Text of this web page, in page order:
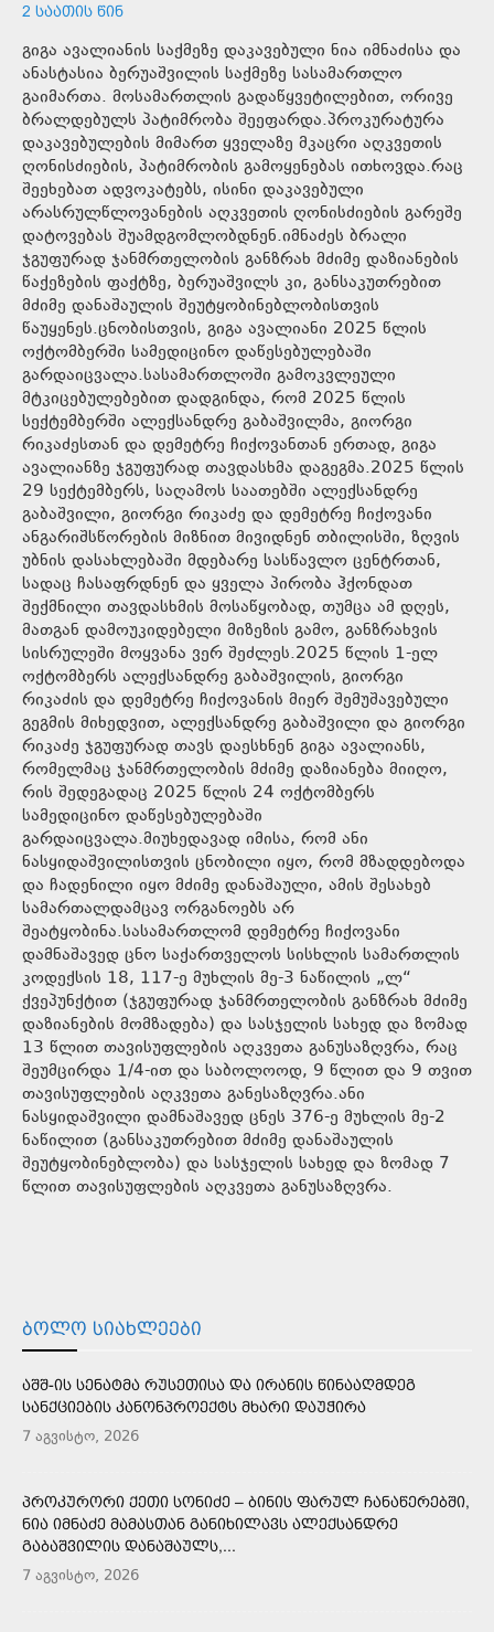
2 ᲡᲐᲐᲗᲘᲡ ᲬᲘᲜ
გიგა ავალიანის საქმეზე დაკავებული ნია იმნაძისა და
ანასტასია ბერუაშვილის საქმეზე სასამართლო
გაიმართა. მოსამართლის გადაწყვეტილებით, ორივე
ბრალდებულს პატიმრობა შეეფარდა.პროკურატურა
დაკავებულების მიმართ ყველაზე მკაცრი აღკვეთის
ღონისძიების, პატიმრობის გამოყენებას ითხოვდა.რაც
შეეხებათ ადვოკატებს, ისინი დაკავებული
არასრულწლოვანების აღკვეთის ღონისძიების გარეშე
დატოვებას შუამდგომლობდნენ.იმნაძეს ბრალი
ჯგუფურად ჯანმრთელობის განზრახ მძიმე დაზიანების
წაქეზების ფაქტზე, ბერუაშვილს კი, განსაკუთრებით
მძიმე დანაშაულის შეუტყობინებლობისთვის
წაუყენეს.ცნობისთვის, გიგა ავალიანი 2025 წლის
ოქტომბერში სამედიცინო დაწესებულებაში
გარდაიცვალა.სასამართლოში გამოკვლეული
მტკიცებულებებით დადგინდა, რომ 2025 წლის
სექტემბერში ალექსანდრე გაბაშვილმა, გიორგი
რიკაძესთან და დემეტრე ჩიქოვანთან ერთად, გიგა
ავალიანზე ჯგუფურად თავდასხმა დაგეგმა.2025 წლის
29 სექტემბერს, საღამოს საათებში ალექსანდრე
გაბაშვილი, გიორგი რიკაძე და დემეტრე ჩიქოვანი
ანგარიშსწორების მიზნით მივიდნენ თბილისში, ზღვის
უბნის დასახლებაში მდებარე სასწავლო ცენტრთან,
სადაც ჩასაფრდნენ და ყველა პირობა ჰქონდათ
შექმნილი თავდასხმის მოსაწყობად, თუმცა ამ დღეს,
მათგან დამოუკიდებელი მიზეზის გამო, განზრახვის
სისრულეში მოყვანა ვერ შეძლეს.2025 წლის 1-ელ
ოქტომბერს ალექსანდრე გაბაშვილის, გიორგი
რიკაძის და დემეტრე ჩიქოვანის მიერ შემუშავებული
გეგმის მიხედვით, ალექსანდრე გაბაშვილი და გიორგი
რიკაძე ჯგუფურად თავს დაესხნენ გიგა ავალიანს,
რომელმაც ჯანმრთელობის მძიმე დაზიანება მიიღო,
რის შედეგადაც 2025 წლის 24 ოქტომბერს
სამედიცინო დაწესებულებაში
გარდაიცვალა.მიუხედავად იმისა, რომ ანი
ნასყიდაშვილისთვის ცნობილი იყო, რომ მზადდებოდა
და ჩადენილი იყო მძიმე დანაშაული, ამის შესახებ
სამართალდამცავ ორგანოებს არ
შეატყობინა.სასამართლომ დემეტრე ჩიქოვანი
დამნაშავედ ცნო საქართველოს სისხლის სამართლის
კოდექსის 18, 117-ე მუხლის მე-3 ნაწილის „ლ“
ქვეპუნქტით (ჯგუფურად ჯანმრთელობის განზრახ მძიმე
დაზიანების მომზადება) და სასჯელის სახედ და ზომად
13 წლით თავისუფლების აღკვეთა განუსაზღვრა, რაც
შეუმცირდა 1/4-ით და საბოლოოდ, 9 წლით და 9 თვით
თავისუფლების აღკვეთა განესაზღვრა.ანი
ნასყიდაშვილი დამნაშავედ ცნეს 376-ე მუხლის მე-2
ნაწილით (განსაკუთრებით მძიმე დანაშაულის
შეუტყობინებლობა) და სასჯელის სახედ და ზომად 7
წლით თავისუფლების აღკვეთა განუსაზღვრა.
ᲑᲝᲚᲝ ᲡᲘᲐᲮᲚᲔᲔᲑᲘ
ᲐᲨᲨ-ᲘᲡ ᲡᲔᲜᲐᲢᲛᲐ ᲠᲣᲡᲔᲗᲘᲡᲐ ᲓᲐ ᲘᲠᲐᲜᲘᲡ ᲬᲘᲜᲐᲐᲦᲛᲓᲔᲒ
ᲡᲐᲜᲥᲪᲘᲔᲑᲘᲡ ᲙᲐᲜᲝᲜᲞᲠᲝᲔᲥᲢᲡ ᲛᲮᲐᲠᲘ ᲓᲐᲣᲭᲘᲠᲐ
7 აგვისტო, 2026
ᲞᲠᲝᲙᲣᲠᲝᲠᲘ ᲥᲔᲗᲘ ᲡᲝᲜᲘᲫᲔ – ᲑᲘᲜᲘᲡ ᲤᲐᲠᲣᲚ ᲩᲐᲜᲐᲬᲔᲠᲔᲑᲨᲘ,
ᲜᲘᲐ ᲘᲛᲜᲐᲫᲔ ᲛᲐᲛᲐᲡᲗᲐᲜ ᲒᲐᲜᲘᲮᲘᲚᲐᲕᲡ ᲐᲚᲔᲥᲡᲐᲜᲓᲠᲔ
ᲒᲐᲑᲐᲨᲕᲘᲚᲘᲡ ᲓᲐᲜᲐᲨᲐᲣᲚᲡ,...
7 აგვისტო, 2026